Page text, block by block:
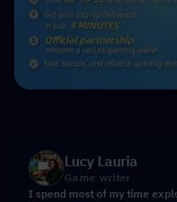
Lucy Lauria
Game writer
I spend most of my time